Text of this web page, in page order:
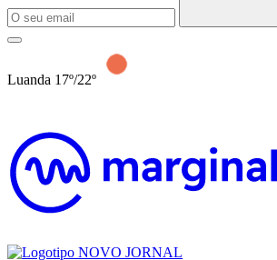
Luanda 17º/22º